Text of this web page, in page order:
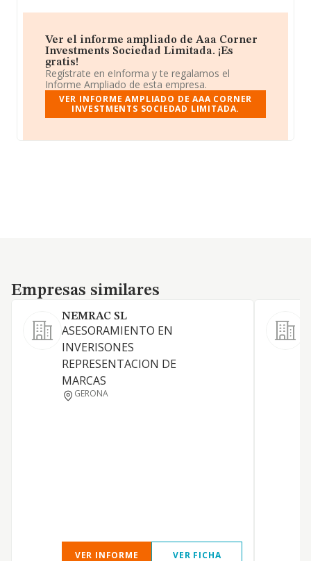
Ver el informe ampliado de Aaa Corner
Investments Sociedad Limitada. ¡Es
gratis!
Regístrate en eInforma y te regalamos el
Informe Ampliado de esta empresa.
VER INFORME AMPLIADO DE AAA CORNER
INVESTMENTS SOCIEDAD LIMITADA.
Empresas similares
Empresas similares
NEMRAC SL
ASESORAMIENTO EN
INVERISONES
REPRESENTACION DE
MARCAS
GERONA
VER INFORME VER FICHA